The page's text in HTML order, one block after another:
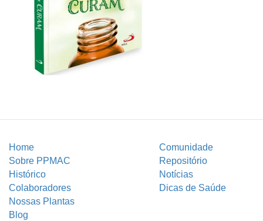
Home
Comunidade
Sobre PPMAC
Repositório
Histórico
Notícias
Colaboradores
Dicas de Saúde
Nossas Plantas
Blog